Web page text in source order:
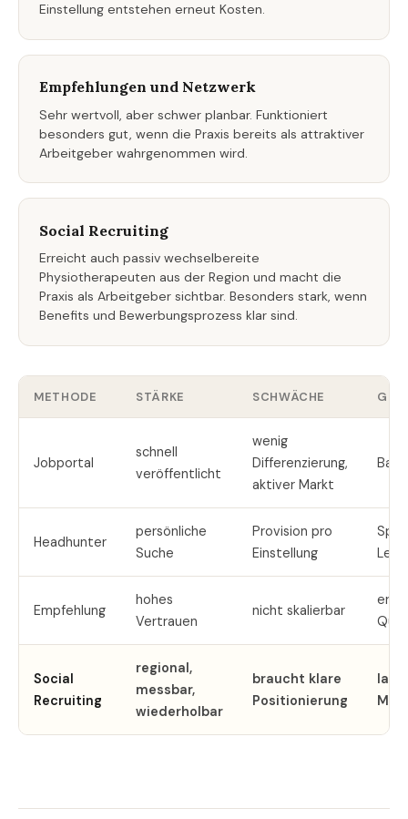
Einstellung entstehen erneut Kosten.
Empfehlungen und Netzwerk
Sehr wertvoll, aber schwer planbar. Funktioniert
besonders gut, wenn die Praxis bereits als attraktiver
Arbeitgeber wahrgenommen wird.
Social Recruiting
Erreicht auch passiv wechselbereite
Physiotherapeuten aus der Region und macht die
Praxis als Arbeitgeber sichtbar. Besonders stark, wenn
Benefits und Bewerbungsprozess klar sind.
METHODE STÄRKE SCHWÄCHE
Jobportal
schnell
veröffentlicht
wenig
Differenzierung,
aktiver Markt
Headhunter
persönliche
Suche
Provision pro
Einstellung
Empfehlung
hohes
Vertrauen
nicht skalierbar
Social
Recruiting
regional,
messbar,
wiederholbar
braucht klare
Positionierung